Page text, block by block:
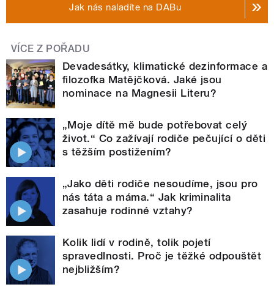
Jak nás naladíte na DABu
VÍCE Z POŘADU
Devadesátky, klimatické dezinformace a
filozofka Matějčková. Jaké jsou
nominace na Magnesii Literu?
„Moje dítě mě bude potřebovat celý
život.“ Co zažívají rodiče pečující o děti
s těžším postižením?
„Jako děti rodiče nesoudíme, jsou pro
nás táta a máma.“ Jak kriminalita
zasahuje rodinné vztahy?
Kolik lidí v rodině, tolik pojetí
spravedlnosti. Proč je těžké odpouštět
nejbližším?